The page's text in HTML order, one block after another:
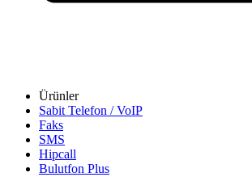
Ürünler
Sabit Telefon / VoIP
Faks
SMS
Hipcall
Bulutfon Plus